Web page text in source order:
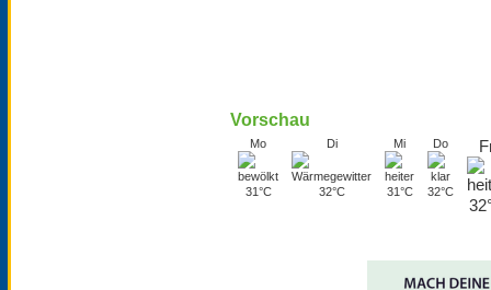
Vorschau
Mo
31°C
Di
32°C
Mi
31°C
Do
32°C